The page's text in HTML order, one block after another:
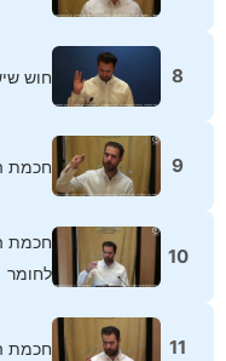
8 חוש
9 חכמת
10
חכמת
לחומר
11 חכמת